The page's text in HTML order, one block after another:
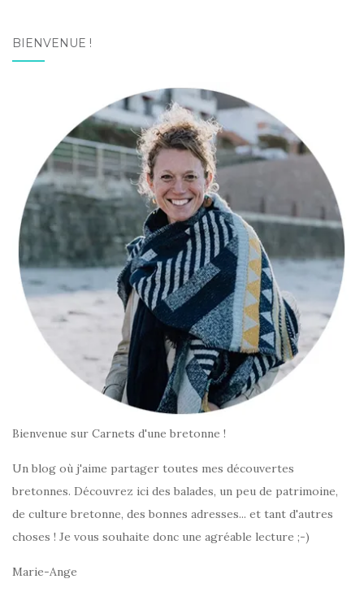
BIENVENUE !
Bienvenue sur Carnets d'une bretonne !
Un blog où j'aime partager toutes mes découvertes
bretonnes. Découvrez ici des balades, un peu de patrimoine,
de culture bretonne, des bonnes adresses... et tant d'autres
choses ! Je vous souhaite donc une agréable lecture ;-)
Marie-Ange